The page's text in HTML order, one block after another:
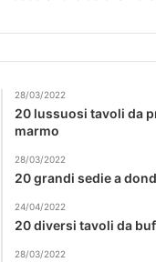
28/03/2022
20 lussuosi tavoli da
marmo
28/03/2022
20 grandi sedie a
24/04/2022
20 diversi tavoli da
28/03/2022